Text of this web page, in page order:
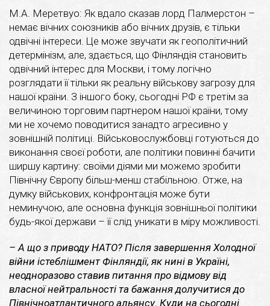
М.А. Меретвуо: Як вдало сказав лорд Палмерстон –
немає вічних союзників або вічних друзів, є тільки
одвічні інтереси. Це може звучати як геополітичний
детермінізм, але, здається, що Фінляндія становить
одвічний інтерес для Москви, і тому логічно
розглядати її тільки як реальну військову загрозу для
нашої країни. З іншого боку, сьогодні РФ є третім за
величиною торговим партнером нашої країни, тому
ми не хочемо поводитися занадто агресивно у
зовнішній політиці. Військовослужбовці готуються до
виконання своєї роботи, але політики повинні бачити
ширшу картину: своїми діями ми можемо зробити
Північну Європу більш-менш стабільною. Отже, на
думку військових, конфронтація може бути
неминучою, але основна функція зовнішньої політики
будь-якої держави – її слід уникати в міру можливості.
– А що з приводу НАТО? Після завершення Холодної
війни істеблішмент Фінляндії, як нині в Україні,
неодноразово ставив питання про відмову від
власної нейтральності та бажання долучитися до
Північноатлантичного альянсу. Куди на сьогодні